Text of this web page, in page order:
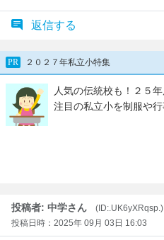
返信する
投稿者: 中学さん
(ID:.UK6yXRqsp.)
投稿日時：2025年 09月 03日 16:03